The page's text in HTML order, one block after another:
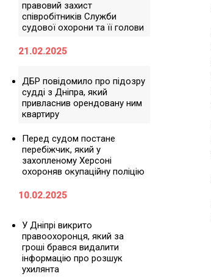
правовий захист
співробітників Служби
судової охорони та її голови
21.02.2025
ДБР повідомило про підозру
судді з Дніпра, який
привласнив орендовану ним
квартиру
Перед судом постане
перебіжчик, який у
захопленому Херсоні
охороняв окупаційну поліцію
10.02.2025
У Дніпрі викрито
правоохоронця, який за
гроші брався видалити
інформацію про розшук
ухилянта